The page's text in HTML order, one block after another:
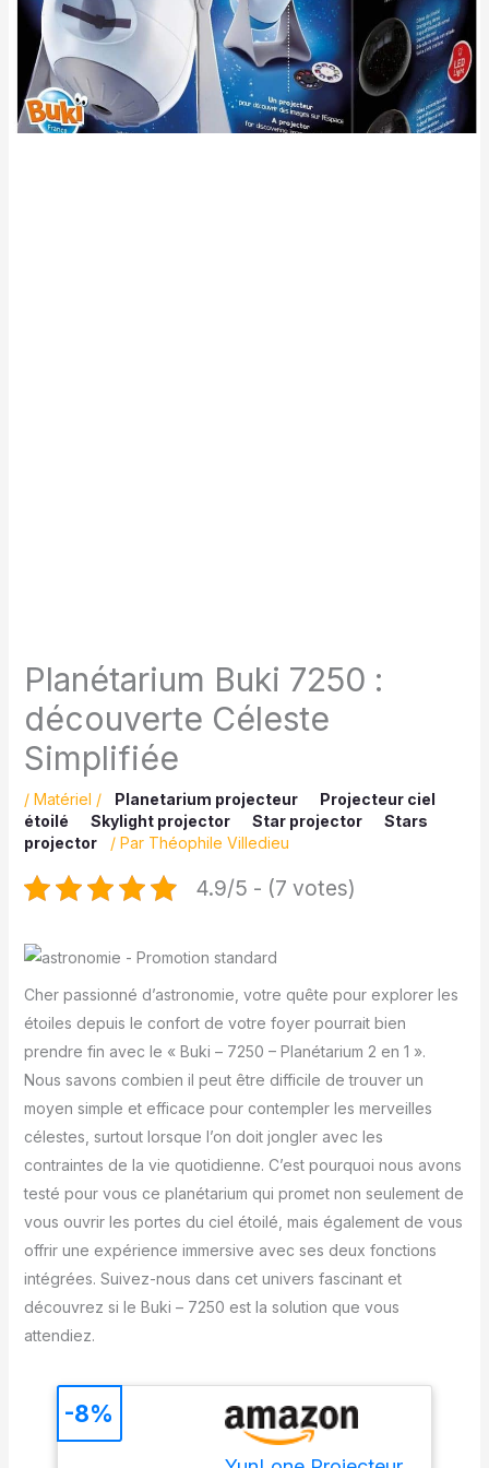
Planétarium Buki 7250 :
découverte Céleste
Simplifiée
/ Matériel / Planetarium projecteur
Projecteur ciel
étoilé
Skylight projector Star projector
Stars
projector
/ Par Théophile Villedieu
4.9/5 - (7 votes)
Cher passionné d’astronomie, votre quête pour explorer les
étoiles depuis le confort de votre foyer pourrait bien
prendre fin avec le « Buki – 7250 – Planétarium 2 en 1 ».
Nous savons combien il peut être difficile de trouver un
moyen simple et efficace pour contempler les merveilles
célestes, surtout lorsque l’on doit jongler avec les
contraintes de la vie quotidienne. C’est pourquoi nous avons
testé pour vous ce planétarium qui promet non seulement de
vous ouvrir les portes du ciel étoilé, mais également de vous
offrir une expérience immersive avec ses deux fonctions
intégrées. Suivez-nous dans cet univers fascinant et
découvrez si le Buki – 7250 est la solution que vous
attendiez.
-8%